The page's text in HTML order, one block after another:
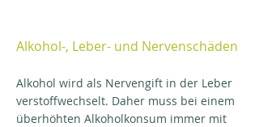
Alkohol-, Leber- und Nervenschäden
Alkohol wird als Nervengift in der Leber
verstoffwechselt. Daher muss bei einem
überhöhten Alkoholkonsum immer mit